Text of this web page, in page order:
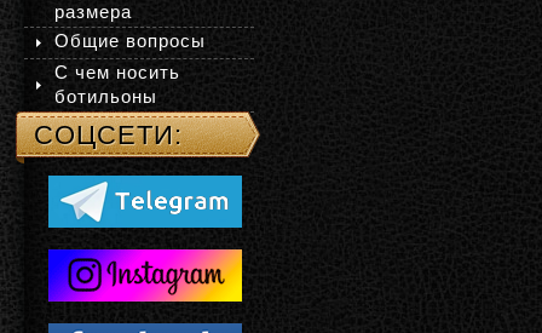
размера
Общие вопросы
С чем носить
ботильоны
СОЦСЕТИ: